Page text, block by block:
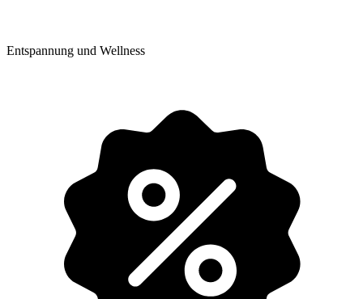
Entspannung und Wellness